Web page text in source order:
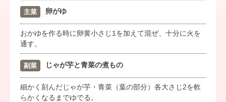
主菜 卵がゆ
おかゆを作る時に卵黄小さじ1を加えて混ぜ、十分に火を
通す。
副菜 じゃが芋と青菜の煮もの
細かく刻んだじゃが芋・青菜（葉の部分）各大さじ2を軟
らかくなるまでゆでる。